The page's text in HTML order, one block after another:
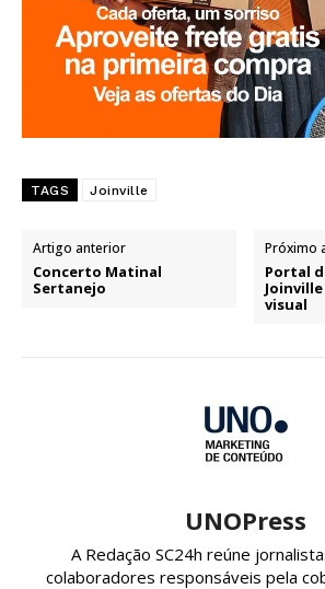
TAGS Joinville
Artigo anterior
Concerto Matinal
Sertanejo
Próximo
Portal
visual
UNOPress
A Redação SC24h reúne
colaboradores responsáveis pela